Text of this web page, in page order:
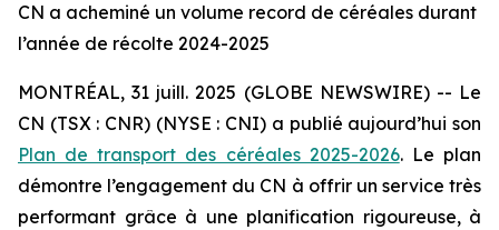
CN a acheminé un volume record de céréales durant
l’année de récolte 2024-2025
MONTRÉAL, 31 juill. 2025 (GLOBE NEWSWIRE) -- Le
CN (TSX : CNR) (NYSE : CNI) a publié aujourd’hui son
Plan de transport des céréales 2025-2026. Le plan
démontre l’engagement du CN à offrir un service très
performant grâce à une planification rigoureuse, à